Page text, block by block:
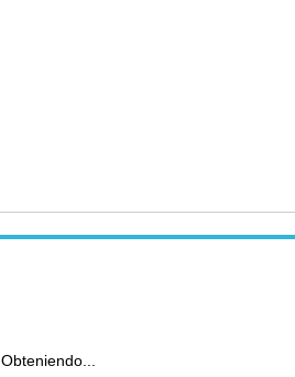
Obteniendo...